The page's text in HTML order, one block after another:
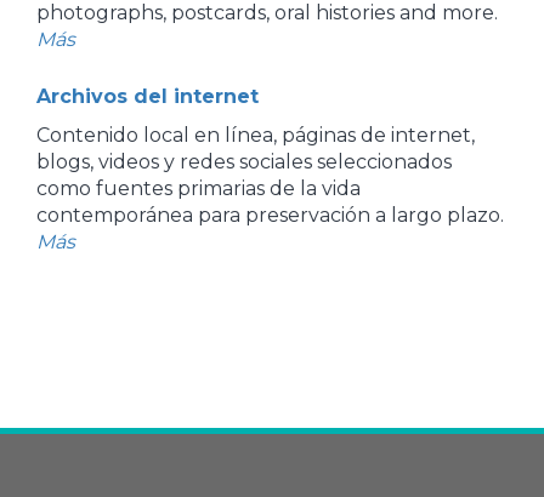
photographs, postcards, oral histories and more.
Más
Archivos del internet
Contenido local en línea, páginas de internet,
blogs, videos y redes sociales seleccionados
como fuentes primarias de la vida
contemporánea para preservación a largo plazo.
Más